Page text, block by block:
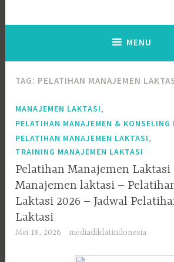
MENU
TAG: PELATIHAN MANAJEMEN
MANAJEMEN LAKTASI
PELATIHAN MANAJEMEN & KONSELING
PELATIHAN MANAJEMEN LAKTASI
TRAINING MANAJEMEN LAKTASI
Pelatihan Manajemen
Manajemen laktasi –
Laktasi 2026 – Jadwal
Laktasi
Mei 18, 2026 mediadiklatindonesia